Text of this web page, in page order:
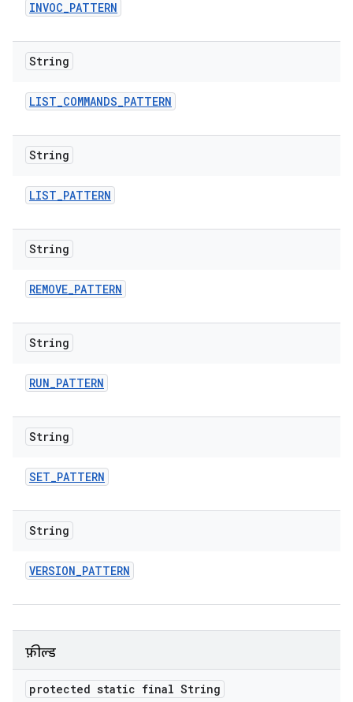
INVOC_PATTERN
String
LIST_COMMANDS_PATTERN
String
LIST_PATTERN
String
REMOVE_PATTERN
String
RUN_PATTERN
String
SET_PATTERN
String
VERSION_PATTERN
फ़ील्ड
protected static final String